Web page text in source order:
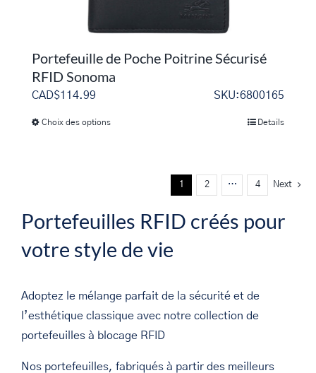
Portefeuille de Poche Poitrine Sécurisé
RFID Sonoma
CAD$114.99 SKU:6800165
Choix des optionsCe
Les
options
choisies
sur
la
page
Details
1 2 … 4 Next
Portefeuilles RFID créés pour
votre style de vie
Adoptez le mélange parfait de la sécurité et de
l’esthétique classique avec notre collection de
portefeuilles à blocage RFID
Nos portefeuilles, fabriqués à partir des meilleurs